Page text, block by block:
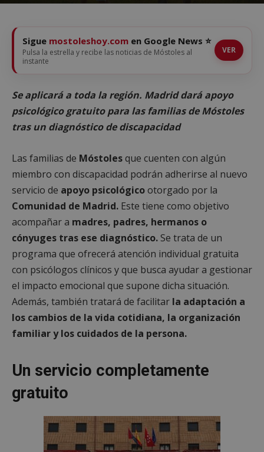
Sigue mostoleshoy.com en Google News ⭐
Pulsa la estrella y recibe las noticias de Móstoles al
instante
VER
Se aplicará a toda la región. Madrid dará apoyo
psicológico gratuito para las familias de Móstoles
tras un diagnóstico de discapacidad
Las familias de Móstolesque cuenten con algún
miembro con discapacidad podrán adherirse al nuevo
servicio de apoyo psicológicootorgado por la
Comunidad de Madrid. Este tiene como objetivo
acompañar a madres, padres, hermanos o
cónyuges tras ese diagnóstico. Se trata de un
programa que ofrecerá atención individual gratuita
con psicólogos clínicos y que busca ayudar a gestionar
el impacto emocional que supone dicha situación.
Además, también tratará de facilitar la adaptación a
los cambios de la vida cotidiana, la organización
familiar y los cuidados de la persona.
Un servicio completamente
gratuito